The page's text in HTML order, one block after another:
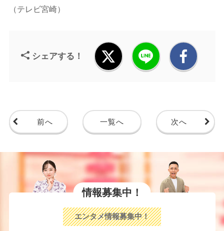
（テレビ宮崎）
シェアする！
前へ 一覧へ 次へ
情報募集中！
エンタメ情報募集中！